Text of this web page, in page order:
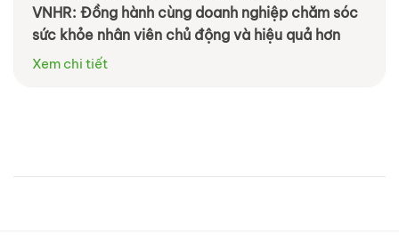
VNHR: Đồng hành cùng doanh nghiệp chăm sóc
sức khỏe nhân viên chủ động và hiệu quả hơn
Xem chi tiết